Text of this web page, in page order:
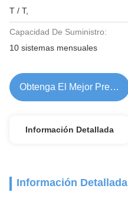
T / T,
Capacidad De Suministro:
10 sistemas mensuales
Obtenga El Mejor Precio
Información Detallada
Información Detallada